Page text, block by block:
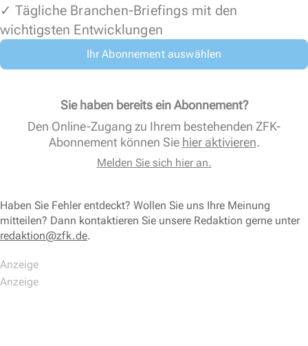
✓ Tägliche Branchen-Briefings mit den
wichtigsten Entwicklungen
Ihr Abonnement auswählen
Sie haben bereits ein Abonnement?
Den Online-Zugang zu Ihrem bestehenden ZFK-
Abonnement können Sie hier aktivieren.
Melden Sie sich hier an.
Haben Sie Fehler entdeckt? Wollen Sie uns Ihre Meinung
mitteilen? Dann kontaktieren Sie unsere Redaktion gerne unter
redaktion@zfk.de.